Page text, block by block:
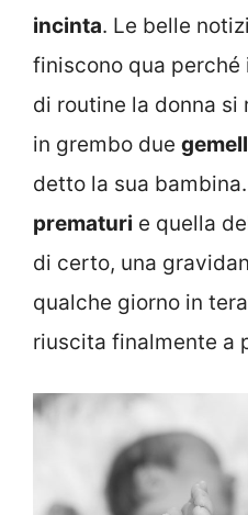
incinta. Le belle
finiscono qua
di routine la donna si
in grembo due
detto la sua
prematuri e quella
di certo, una
qualche giorno in
riuscita finalmente a